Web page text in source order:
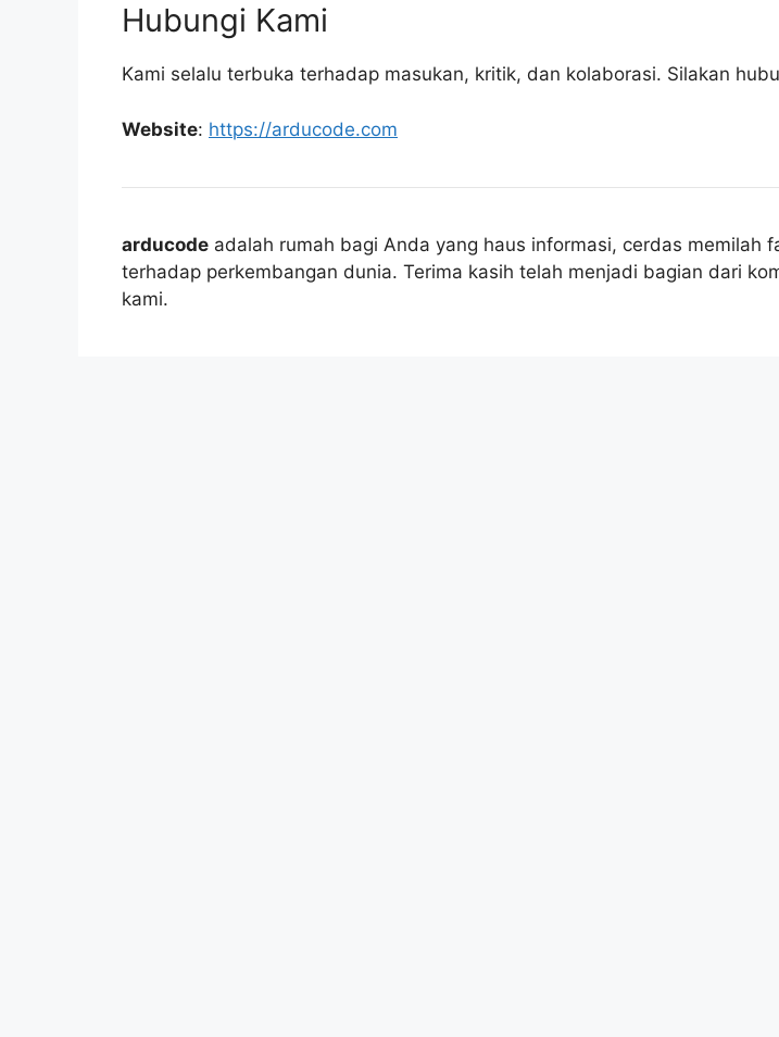
Hubungi Kami
Kami selalu terbuka terhadap masukan, kritik, dan kolaborasi. Silakan
Website: https://arducode.com
arducode adalah rumah bagi Anda yang haus informasi, cerdas memilah
terhadap perkembangan dunia. Terima kasih telah menjadi bagian dari
kami.